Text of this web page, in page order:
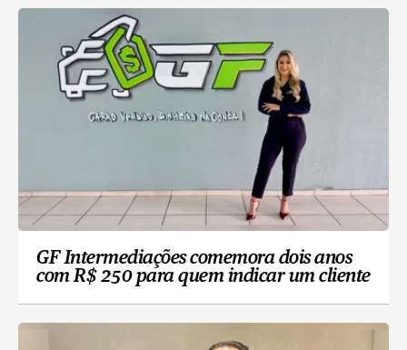
GF Intermediações comemora dois anos
com R$ 250 para quem indicar um cliente